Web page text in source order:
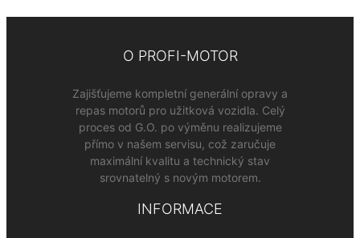
O PROFI-MOTOR
Zajišťujeme kompletní generální opravy a
repas motorů pro užitková vozidla. Celý
proces od G.O. po výměnu realizujeme
přímo v našem servisu, což zaručuje
maximální kvalitu a technický stav
srovnatelný s novým motorem.
INFORMACE